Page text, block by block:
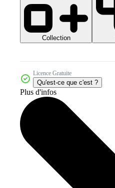
Collection
Licence Gratuite
Qu'est-ce que c'est ?
Plus d'infos